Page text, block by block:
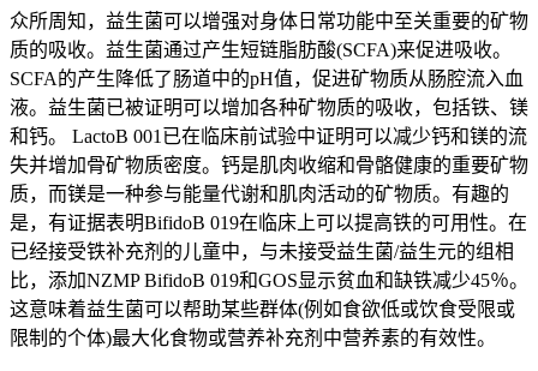
众所周知，益生菌可以增强对身体日常功能中至关重要的矿物
质的吸收。益生菌通过产生短链脂肪酸(SCFA)来促进吸收。
SCFA的产生降低了肠道中的pH值，促进矿物质从肠腔流入血
液。益生菌已被证明可以增加各种矿物质的吸收，包括铁、镁
和钙。 LactoB 001已在临床前试验中证明可以减少钙和镁的流
失并增加骨矿物质密度。钙是肌肉收缩和骨骼健康的重要矿物
质，而镁是一种参与能量代谢和肌肉活动的矿物质。有趣的
是，有证据表明BifidoB 019在临床上可以提高铁的可用性。在
已经接受铁补充剂的儿童中，与未接受益生菌/益生元的组相
比，添加NZMP BifidoB 019和GOS显示贫血和缺铁减少45％。
这意味着益生菌可以帮助某些群体(例如食欲低或饮食受限或
限制的个体)最大化食物或营养补充剂中营养素的有效性。